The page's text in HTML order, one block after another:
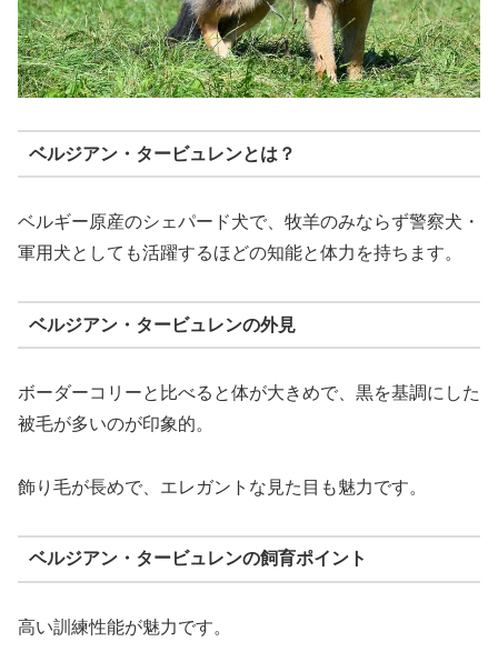
ベルジアン・タービュレンとは？
ベルギー原産のシェパード犬で、牧羊のみならず警察犬・
軍用犬としても活躍するほどの知能と体力を持ちます。
ベルジアン・タービュレンの外見
ボーダーコリーと比べると体が大きめで、黒を基調にした
被毛が多いのが印象的。
飾り毛が長めで、エレガントな見た目も魅力です。
ベルジアン・タービュレンの飼育ポイント
高い訓練性能が魅力です。